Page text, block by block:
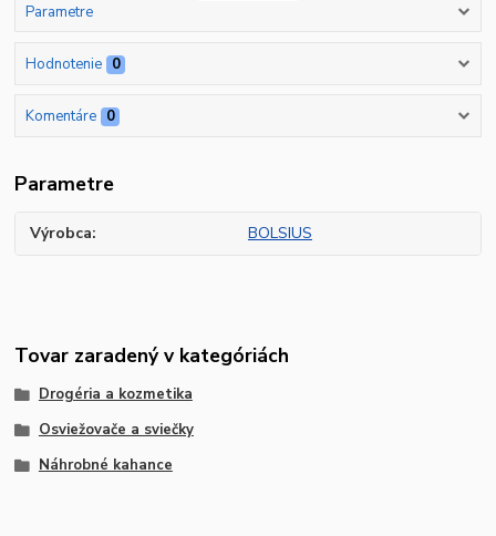
Parametre
Hodnotenie 0
Komentáre 0
Parametre
Výrobca BOLSIUS
Tovar zaradený v kategóriách
Drogéria a kozmetika
Osviežovače a sviečky
Náhrobné kahance